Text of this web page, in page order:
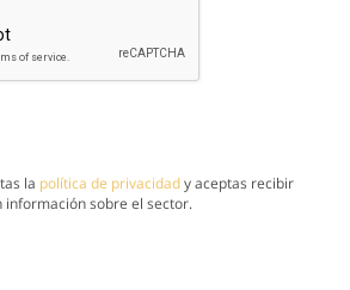
la política de privacidady aceptas recibir
sobre el sector.